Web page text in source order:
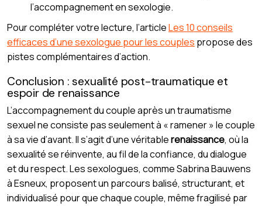
l’accompagnement en sexologie.
Pour compléter votre lecture, l’articleLes 10 conseils
efficaces d’une sexologue pour les couples propose des
pistes complémentaires d’action.
Conclusion : sexualité post-traumatique et
espoir de renaissance
L’accompagnement du couple après un traumatisme
sexuel ne consiste pas seulement à « ramener » le couple
à sa vie d’avant. Il s’agit d’une véritablerenaissance, où la
sexualité se réinvente, au fil de la confiance, du dialogue
et du respect. Les sexologues, comme Sabrina Bauwens
à Esneux, proposent un parcours balisé, structurant, et
individualisé pour que chaque couple, même fragilisé par